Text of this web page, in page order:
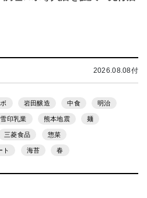
2026.08.08付
岩田醸造 中食 明治
雪印乳業 熊本地震 麺
三菱食品 惣菜
ト 海苔 春